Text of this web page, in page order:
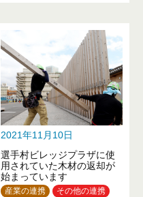
兵庫県
和歌山県
岡山県
山口県
徳島県
高知県
沖縄県
2021年11月10日
選手村ビレッジプラザに使
用されていた木材の返却が
始まっています
産業の連携
その他の連携